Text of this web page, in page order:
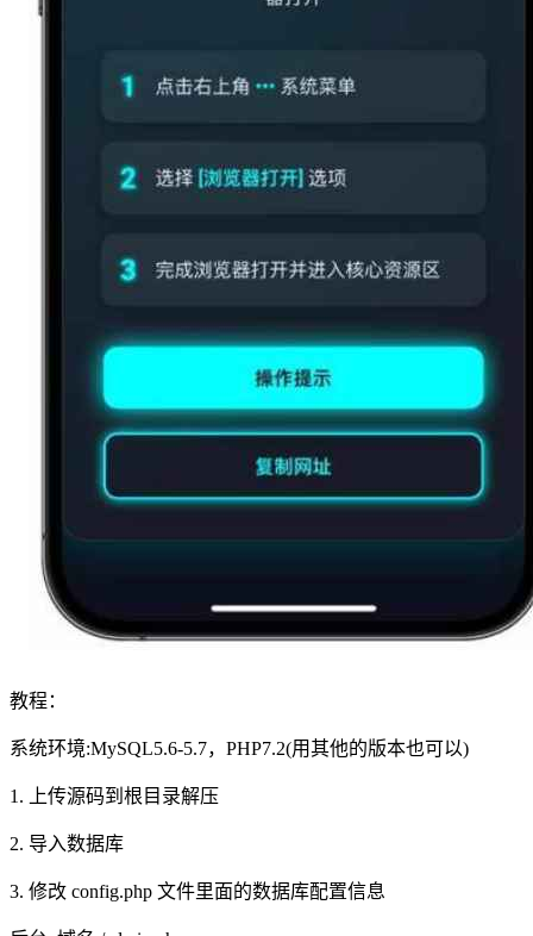
教程：
系统环境:MySQL5.6-5.7，PHP7.2(用其他的版本也可以)
1. 上传源码到根目录解压
2. 导入数据库
3. 修改 config.php 文件里面的数据库配置信息